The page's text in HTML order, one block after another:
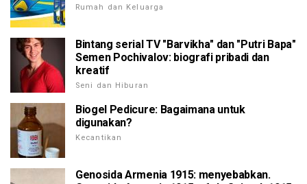
Rumah dan Keluarga
Bintang serial TV "Barvikha" dan "Putri Bapa"
Semen Pochivalov: biografi pribadi dan
kreatif
Seni dan Hiburan
Biogel Pedicure: Bagaimana untuk
digunakan?
Kecantikan
Genosida Armenia 1915: menyebabkan.